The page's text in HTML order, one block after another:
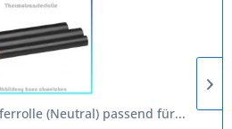
(Neutral) passend für...